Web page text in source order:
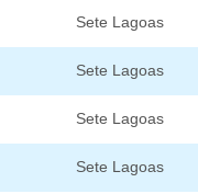
Sete Lagoas
Sete Lagoas
Sete Lagoas
Sete Lagoas